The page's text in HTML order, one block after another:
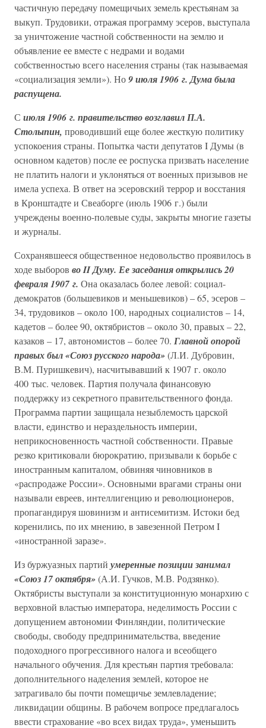
частичную передачу помещичьих земель крестьянам за
выкуп. Трудовики, отражая программу эсеров, выступала
за уничтожение частной собственности на землю и
объявление ее вместе с недрами и водами
собственностью всего населения страны (так называемая
«социализация земли»). Но9 июля 1906 г. Дума была
распущена.
С июля 1906 г. правительство возглавил П.А.
Столыпин, проводивший еще более жесткую политику
успокоения страны. Попытка части депутатов I Думы (в
основном кадетов) после ее роспуска призвать население
не платить налоги и уклоняться от военных призывов не
имела успеха. В ответ на эсеровский террор и восстания
в Кронштадте и Свеаборге (июль 1906 г.) были
учреждены военно-полевые суды, закрыты многие газеты
и журналы.
Сохранявшееся общественное недовольство проявилось в
ходе выборов во II Думу. Ее заседания открылись 20
февраля 1907 г. Она оказалась более левой: социал-
демократов (большевиков и меньшевиков) – 65, эсеров –
34, трудовиков – около 100, народных социалистов – 14,
кадетов – более 90, октябристов – около 30, правых – 22,
казаков – 17, автономистов – более 70. Главной опорой
правых был «Союз русского народа»(Л.И. Дубровин,
В.М. Пуришкевич), насчитывавший к 1907 г. около
400 тыс. человек. Партия получала финансовую
поддержку из секретного правительственного фонда.
Программа партии защищала незыблемость царской
власти, единство и нераздельность империи,
неприкосновенность частной собственности. Правые
резко критиковали бюрократию, призывали к борьбе с
иностранным капиталом, обвиняя чиновников в
«распродаже России». Основными врагами страны они
называли евреев, интеллигенцию и революционеров,
пропагандируя шовинизм и антисемитизм. Истоки бед
коренились, по их мнению, в завезенной Петром I
«иностранной заразе».
Из буржуазных партий умеренные позиции занимал
«Союз 17 октября»(А.И. Гучков, М.В. Родзянко).
Октябристы выступали за конституционную монархию с
верховной властью императора, неделимость России с
допущением автономии Финляндии, политические
свободы, свободу предпринимательства, введение
подоходного прогрессивного налога и всеобщего
начального обучения. Для крестьян партия требовала:
дополнительного наделения землей, которое не
затрагивало бы почти помещичье землевладение;
ликвидации общины. В рабочем вопросе предлагалось
ввести страхование «во всех видах труда», уменьшить